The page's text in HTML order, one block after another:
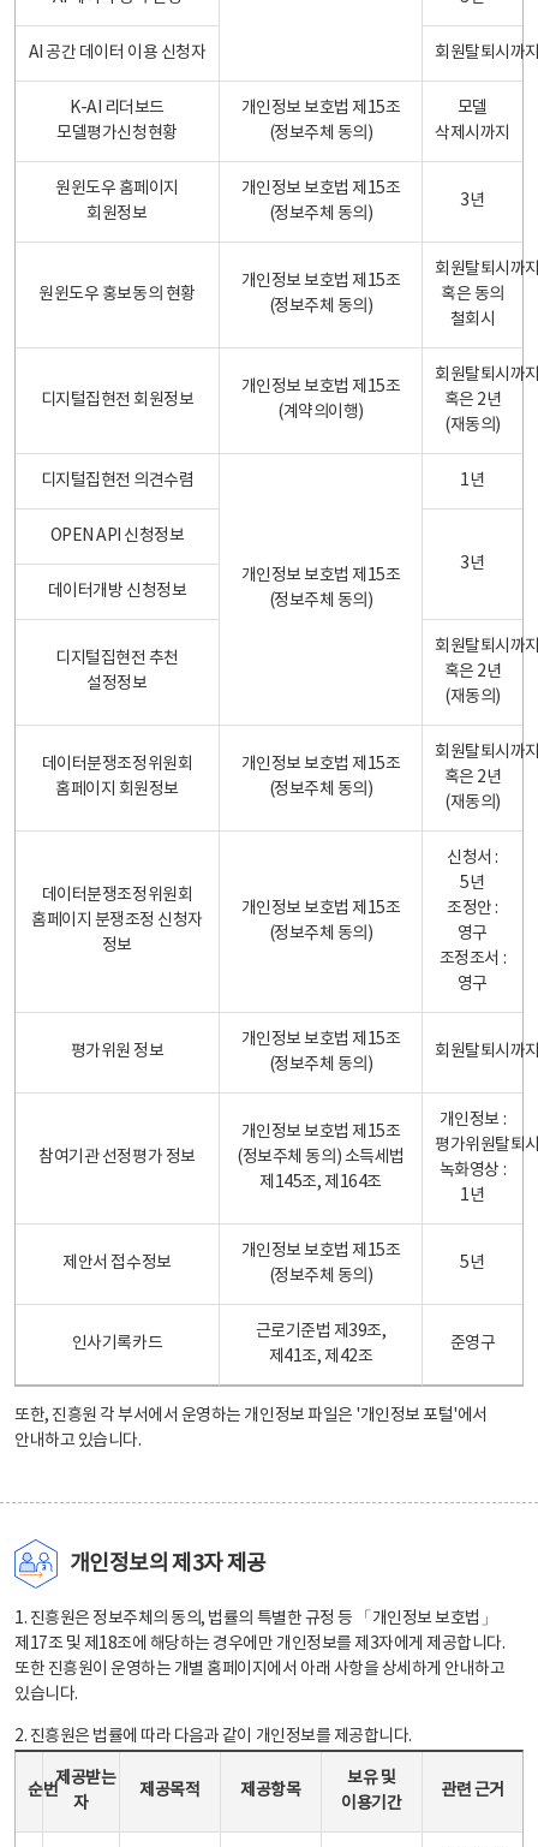
AI 공간 데이터 이용 신청자 회원탈퇴시까
K-AI 리더보드
모델평가신청현황
개인정보 보호법 제15조
(정보주체 동의)
모델
삭제시까지
원윈도우 홈페이지
회원정보
개인정보 보호법 제15조
(정보주체 동의)
3년
원윈도우 홍보동의 현황
개인정보 보호법 제15조
(정보주체 동의)
회원탈퇴시까
혹은 동의
철회시
디지털집현전 회원정보
개인정보 보호법 제15조
(계약의이행)
회원탈퇴시까
혹은 2년
(재동의)
디지털집현전 의견수렴
개인정보 보호법 제15조
(정보주체 동의)
1년
OPEN API 신청정보
3년
데이터개방 신청정보
디지털집현전 추천
설정정보
회원탈퇴시까
혹은 2년
(재동의)
데이터분쟁조정위원회
홈페이지 회원정보
개인정보 보호법 제15조
(정보주체 동의)
회원탈퇴시까
혹은 2년
(재동의)
데이터분쟁조정위원회
홈페이지 분쟁조정 신청자
정보
개인정보 보호법 제15조
(정보주체 동의)
신청서 :
5년
조정안 :
영구
조정조서 :
영구
평가위원 정보
개인정보 보호법 제15조
(정보주체 동의)
회원탈퇴시까
참여기관 선정평가 정보
개인정보 보호법 제15조
(정보주체 동의) 소득세법
제145조, 제164조
개인정보 :
평가위원탈퇴
녹화영상 :
1년
제안서 접수정보
개인정보 보호법 제15조
(정보주체 동의)
5년
인사기록카드
근로기준법 제39조,
제41조, 제42조
준영구
또한, 진흥원 각 부서에서 운영하는 개인정보 파일은 '개인정보 포털'에서
안내하고 있습니다.
개인정보의 제3자 제공
1. 진흥원은 정보주체의 동의, 법률의 특별한 규정 등 「개인정보 보호법」
제17조 및 제18조에 해당하는 경우에만 개인정보를 제3자에게 제공합니다.
또한 진흥원이 운영하는 개별 홈페이지에서 아래 사항을 상세하게 안내하고
있습니다.
2. 진흥원은 법률에 따라 다음과 같이 개인정보를 제공합니다.
순번
제공받는
자
제공목적 제공항목
보유 및
이용기간
관련 근거